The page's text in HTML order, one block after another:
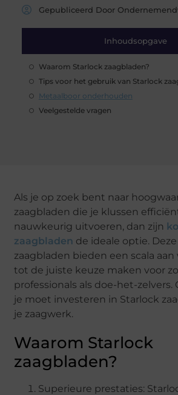
Gepubliceerd Door
Inhoudsopgave
Waarom Starlock zaagbladen?
Tips voor het gebruik van Starlock
Metaalboor onderhouden
Veelgestelde vragen
Als je op zoek bent naar
zaagbladen die je klussen
nauwkeurig uitvoeren, dan zijn
zaagbladen de ideale optie.
zaagbladen bieden een scala
tot de juiste keuze maken voor
professionals als doe-het-
je moet investeren in Starlock
je zaagwerk.
Waarom Starlock
zaagbladen?
Superieure prestaties: